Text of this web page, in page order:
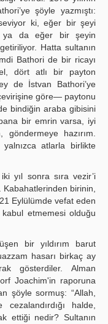
şöyle yazmıştı:
ki, eğer bir şeyi
ya da eğer bir şeyin
Hatta sultanın
Bathori de bir ricayı
dört atlı bir payton
de İstvan Bathori’ye
göre— paytonu
bindiğin araba gibisini
bir emrin varsa, iyi
hazırım.
atlarla birlikte
yıl sonra sıra vezir’i
birinin,
21 Eylülümde vefat eden
etmemesi olduğu
bir yıldırım barut
hasarı birkaç ay
gösterdiler. Alman
Joachim'in raporuna
şöyle sormuş: “Allah,
halde,
ettiği nedir? Sultanın